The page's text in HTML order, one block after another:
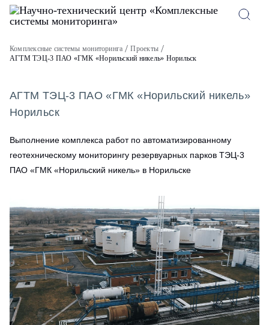
Комплексные системы мониторинга
Проекты
АГТМ ТЭЦ-3 ПАО «ГМК «Норильский никель» Норильск
АГТМ ТЭЦ-3 ПАО «ГМК «Норильский никель»
Норильск
Выполнение комплекса работ по автоматизированному
геотехническому мониторингу резервуарных парков ТЭЦ-3
ПАО «ГМК «Норильский никель» в Норильске